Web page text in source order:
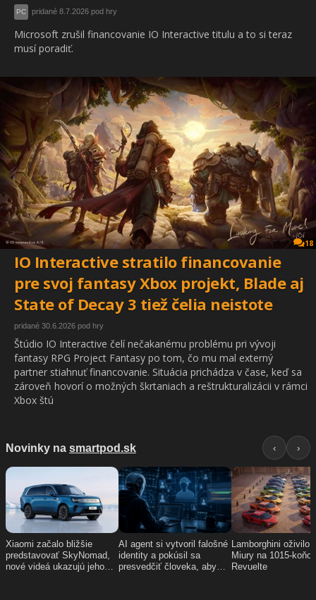
PC pridané 8.7.2026 pod hry
Microsoft zrušil financovanie IO Interactive titulu a to si teraz
musí poradiť.
18
IO Interactive stratilo financovanie
pre svoj fantasy Xbox projekt, Blade aj
State of Decay 3 tiež čelia neistote
pridané 30.6.2026 pod hry
Štúdio IO Interactive čelí nečakanému problému pri vývoji
fantasy RPG Project Fantasy po tom, čo mu mal externý
partner stiahnuť financovanie. Situácia prichádza v čase, keď sa
zároveň hovorí o možných škrtaniach a reštrukturalizácii v rámci
Xbox štú